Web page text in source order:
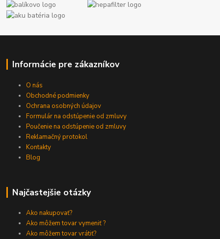
Informácie pre zákazníkov
O nás
Obchodné podmienky
Ochrana osobných údajov
Formulár na odstúpenie od zmluvy
Poučenie na odstúpenie od zmluvy
Reklamačný protokol
Kontakty
Blog
Najčastejšie otázky
Ako nakupovať?
Ako môžem tovar vymeniť ?
Ako môžem tovar vrátiť?